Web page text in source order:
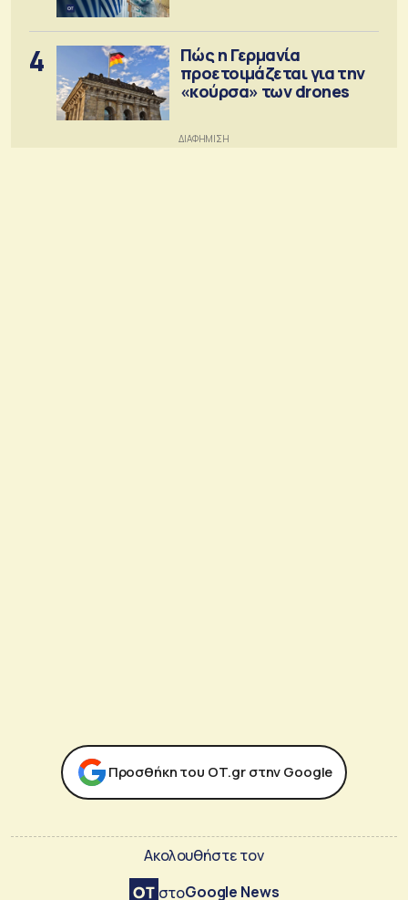
4
Πώς η Γερμανία
προετοιμάζεται για την
«κούρσα» των drones
Προσθήκη του ΟΤ.gr στην Google
Ακολουθήστε τον
στοGoogle News